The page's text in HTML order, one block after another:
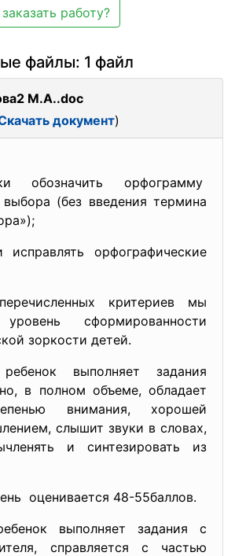
работу?
файлы: 1 файл
М.А..doc
документ)
обозначить орфограмму
(без введения термина
орфографические
критериев мы
сформированности
зоркости детей.
выполняет задания
в полном объеме, обладает
внимания, хорошей
слышит звуки в словах,
и синтезировать из
оценивается 48-55баллов.
выполняет задания с
справляется с частью